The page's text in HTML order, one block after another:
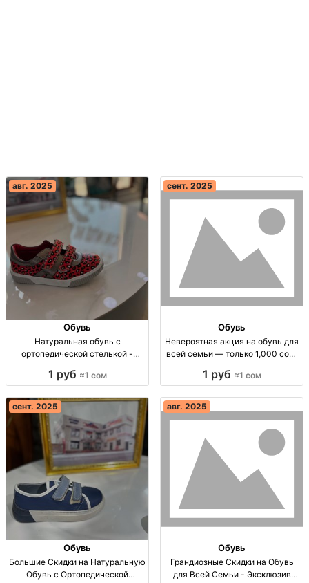
авг. 2025
Обувь
Натуральная обувь с
ортопедической стелькой -
на натуральные туфли с
Размеры 20-36, Турция.
1 руб ≈1 сом
сент. 2025
Обувь
Невероятная акция на обувь для
всей семьи — только 1,000 сом!
кожи. Скидка 80%. Размеры 20-
1 руб ≈1 сом
сент. 2025
Обувь
Большие Скидки на Натуральную
Обувь с Ортопедической
авг. 2025
Обувь
Грандиозные Скидки на Обувь
для Всей Семьи - Эксклюзив